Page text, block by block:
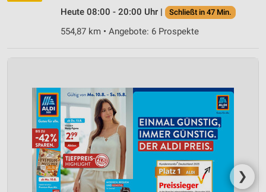
Heute 08:00 - 20:00 Uhr |
Schließt in 47 Min.
554,87 km • Angebote: 6 Prospekte
❯